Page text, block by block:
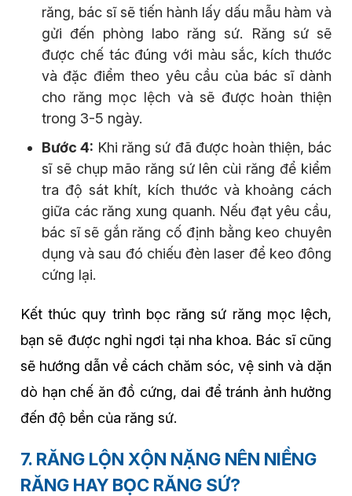
răng, bác sĩ sẽ tiến hành lấy dấu mẫu hàm và
gửi đến phòng labo răng sứ. Răng sứ sẽ
được chế tác đúng với màu sắc, kích thước
và đặc điểm theo yêu cầu của bác sĩ dành
cho răng mọc lệch và sẽ được hoàn thiện
trong 3-5 ngày.
Bước 4: Khi răng sứ đã được hoàn thiện, bác
sĩ sẽ chụp mão răng sứ lên cùi răng để kiểm
tra độ sát khít, kích thước và khoảng cách
giữa các răng xung quanh. Nếu đạt yêu cầu,
bác sĩ sẽ gắn răng cố định bằng keo chuyên
dụng và sau đó chiếu đèn laser để keo đông
cứng lại.
Kết thúc quy trình bọc răng sứ răng mọc lệch,
bạn sẽ được nghỉ ngơi tại nha khoa. Bác sĩ cũng
sẽ hướng dẫn về cách chăm sóc, vệ sinh và dặn
dò hạn chế ăn đồ cứng, dai để tránh ảnh hưởng
đến độ bền của răng sứ.
7. RĂNG LỘN XỘN NẶNG NÊN NIỀNG
RĂNG HAY BỌC RĂNG SỨ?